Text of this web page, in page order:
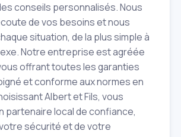
conseils personnalisés. Nous
de vos besoins et nous
situation, de la plus simple à
Notre entreprise est agréée
offrant toutes les garanties
et conforme aux normes en
Albert et Fils, vous
partenaire local de confiance,
sécurité et de votre